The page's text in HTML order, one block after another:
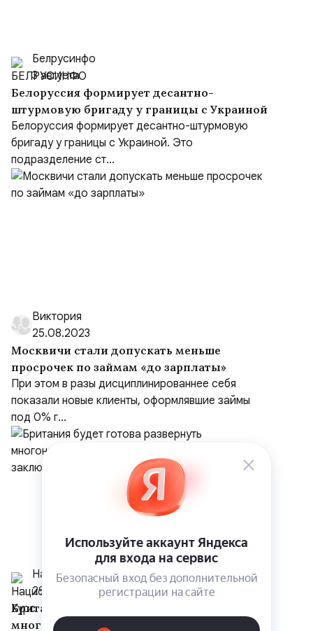
Белрусинфо
3 августа
Белоруссия формирует десантно-
штурмовую бригаду у границы с Украиной
Белоруссия формирует десантно-штурмовую
бригаду у границы с Украиной. Это
подразделение ст...
Виктория
25.08.2023
Москвичи стали допускать меньше
просрочек по займам «до зарплаты»
При этом в разы дисциплинированнее себя
показали новые клиенты, оформлявшие займы
под 0% г...
Национальный Курс
29 июля
Британия будет готова развернуть
многонациональные силы на Украине